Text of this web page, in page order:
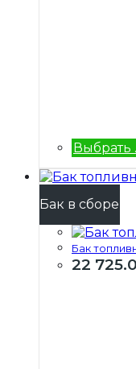
Выбрать
Бак в сборе
Бак
22